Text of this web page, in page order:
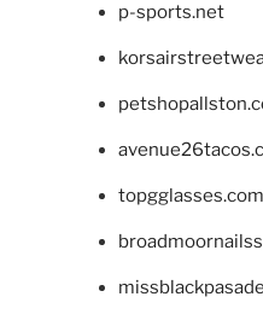
p-sports.net
topgglasses.com